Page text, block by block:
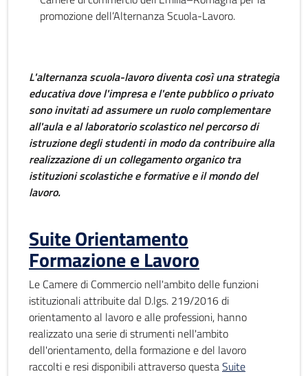
promozione dell’Alternanza Scuola-Lavoro.
L'alternanza scuola-lavoro diventa così una strategia
educativa dove l'impresa e l'ente pubblico o privato
sono invitati ad assumere un ruolo complementare
all'aula e al laboratorio scolastico nel percorso di
istruzione degli studenti in modo da contribuire alla
realizzazione di un collegamento organico tra
istituzioni scolastiche e formative e il mondo del
lavoro.
Suite Orientamento
Formazione e Lavoro
Le Camere di Commercio nell'ambito delle funzioni
istituzionali attribuite dal D.lgs. 219/2016 di
orientamento al lavoro e alle professioni, hanno
realizzato una serie di strumenti nell'ambito
dell'orientamento, della formazione e del lavoro
raccolti e resi disponibili attraverso questaSuite